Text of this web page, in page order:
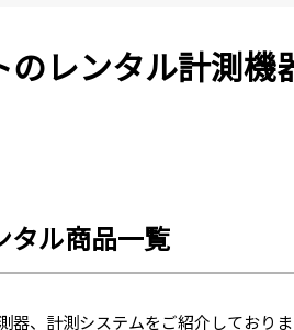
レンタル計測機
タル商品一覧
器、計測システムをご紹介しており